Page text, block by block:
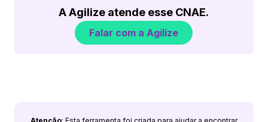
A Agilize atende esse CNAE.
Falar com a Agilize